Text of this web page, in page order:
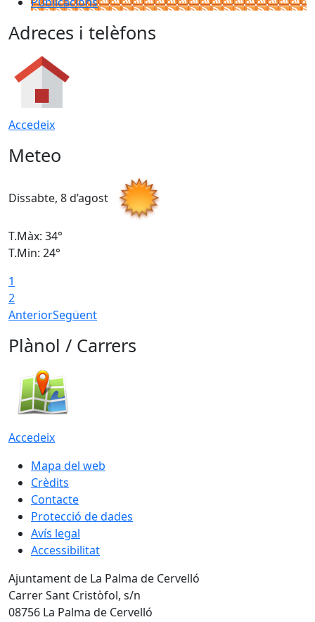
Adreces i telèfons
Accedeix
Meteo
Dissabte, 8 d’agost
T.Màx: 34°
T.Min: 24°
1
2
AnteriorSegüent
Plànol / Carrers
Accedeix
Mapa del web
Crèdits
Contacte
Protecció de dades
Avís legal
Accessibilitat
Ajuntament de La Palma de Cervelló
Carrer Sant Cristòfol, s/n
08756 La Palma de Cervelló